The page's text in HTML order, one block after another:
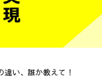
違い、誰か教えて！